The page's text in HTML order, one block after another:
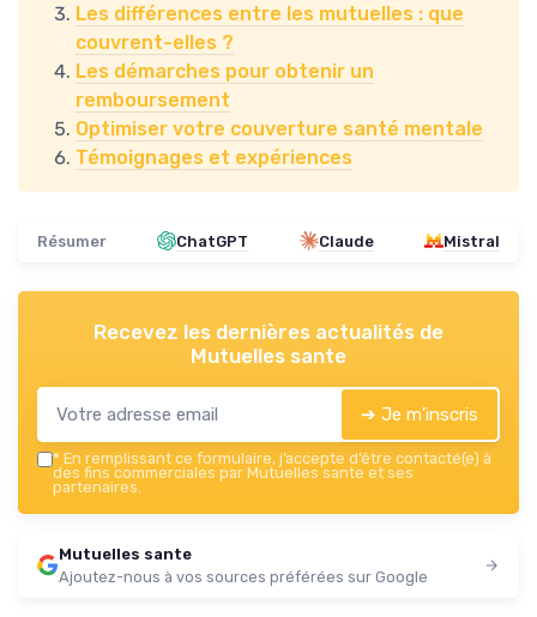
Les différences entre les mutuelles : que
couvrent-elles ?
Les démarches pour obtenir un
remboursement
Optimiser votre couverture santé mentale
Témoignages et expériences
Résumer ChatGPT Claude Mistral
Recevez les dernières actualités de
Mutuelles sante
➔ Je m'inscris
* En remplissant ce formulaire, j’accepte d’être contacté(e) à
des fins commerciales par Mutuelles sante et ses
partenaires.
Mutuelles sante
Ajoutez-nous à vos sources préférées sur Google